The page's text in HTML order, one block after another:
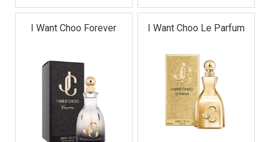
I Want Choo Forever I Want Choo Le Parfum